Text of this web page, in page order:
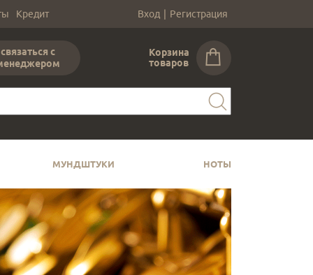
Кредит Вход | Регистрация
связаться с
Корзина
товаров
МУНДШТУКИ НОТЫ